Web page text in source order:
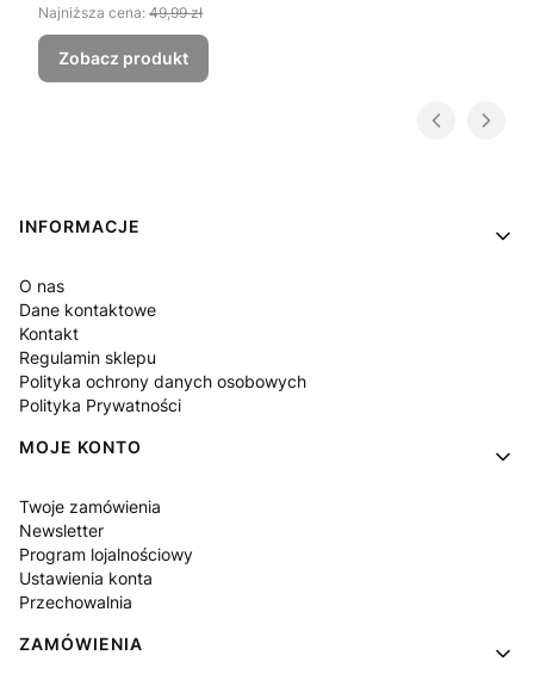
Najniższa cena: 49,99 zł
Zobacz produkt
Linki w stopce
INFORMACJE
O nas
Dane kontaktowe
Kontakt
Regulamin sklepu
Polityka ochrony danych osobowych
Polityka Prywatności
MOJE KONTO
Twoje zamówienia
Newsletter
Program lojalnościowy
Ustawienia konta
Przechowalnia
ZAMÓWIENIA